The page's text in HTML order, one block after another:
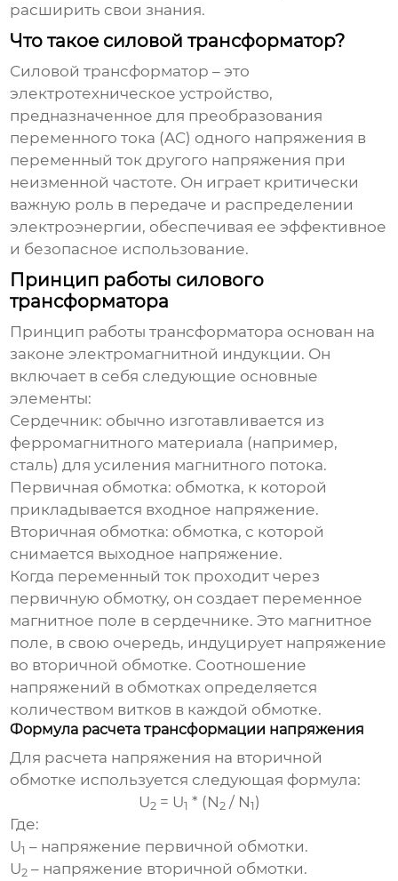
расширить свои знания.
Что такое силовой трансформатор?
Силовой трансформатор – это
электротехническое устройство,
предназначенное для преобразования
переменного тока (AC) одного напряжения в
переменный ток другого напряжения при
неизменной частоте. Он играет критически
важную роль в передаче и распределении
электроэнергии, обеспечивая ее эффективное
и безопасное использование.
Принцип работы силового
трансформатора
Принцип работы трансформатора основан на
законе электромагнитной индукции. Он
включает в себя следующие основные
элементы:
Сердечник: обычно изготавливается из
ферромагнитного материала (например,
сталь) для усиления магнитного потока.
Первичная обмотка: обмотка, к которой
прикладывается входное напряжение.
Вторичная обмотка: обмотка, с которой
снимается выходное напряжение.
Когда переменный ток проходит через
первичную обмотку, он создает переменное
магнитное поле в сердечнике. Это магнитное
поле, в свою очередь, индуцирует напряжение
во вторичной обмотке. Соотношение
напряжений в обмотках определяется
количеством витков в каждой обмотке.
Формула расчета трансформации напряжения
Для расчета напряжения на вторичной
обмотке используется следующая формула:
U2= U1 * (N2/ N1 )
Где:
U1 – напряжение первичной обмотки.
U2 – напряжение вторичной обмотки.